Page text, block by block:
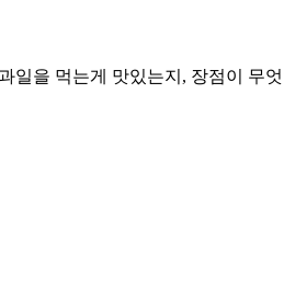
을 먹는게 맛있는지, 장점이 무